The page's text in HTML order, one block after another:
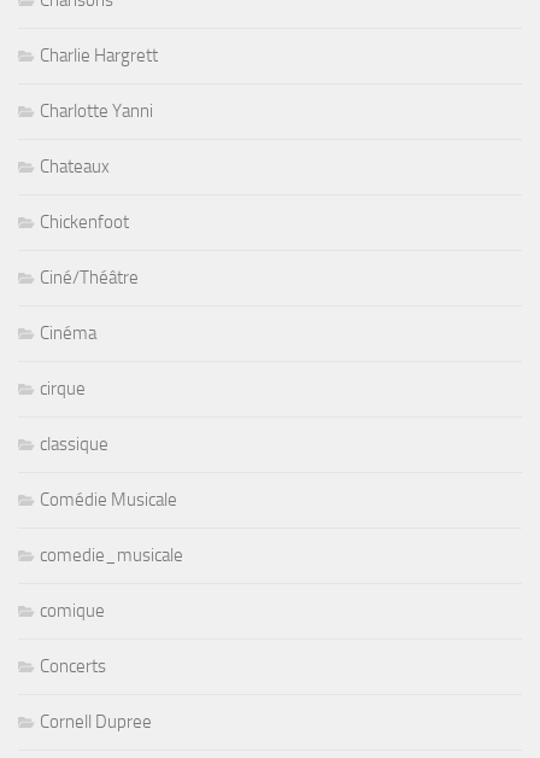
Charlie Hargrett
Charlotte Yanni
Chateaux
Chickenfoot
Ciné/Théâtre
Cinéma
cirque
classique
Comédie Musicale
comedie_musicale
comique
Concerts
Cornell Dupree